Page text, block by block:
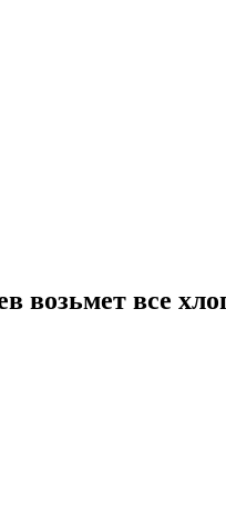
все